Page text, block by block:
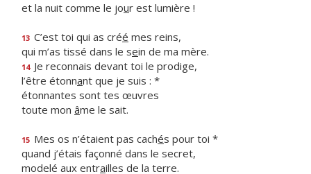
et la nuit comme le jour est lumière !
13 C’est toi qui as créé mes reins,
qui m’as tissé dans le sein de ma mère.
14 Je reconnais devant toi le prodige,
l’être étonnant que je suis : *
étonnantes sont tes œuvres
toute mon âme le sait.
15 Mes os n’étaient pas cachés pour toi *
quand j’étais façonné dans le secret,
modelé aux entrailles de la terre.